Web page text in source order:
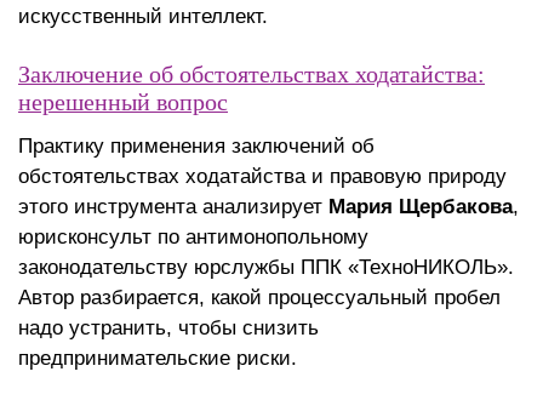
искусственный интеллект.
Заключение об обстоятельствах ходатайства:
нерешенный вопрос
Практику применения заключений об
обстоятельствах ходатайства и правовую природу
этого инструмента анализирует Мария Щербакова,
юрисконсульт по антимонопольному
законодательству юрслужбы ППК «ТехноНИКОЛЬ».
Автор разбирается, какой процессуальный пробел
надо устранить, чтобы снизить
предпринимательские риски.